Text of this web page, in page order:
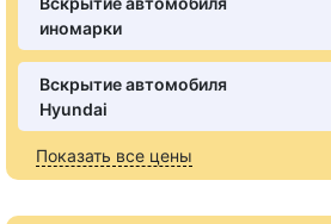
иномарки
Вскрытие автомобиля
Hyundai
Показать все цены